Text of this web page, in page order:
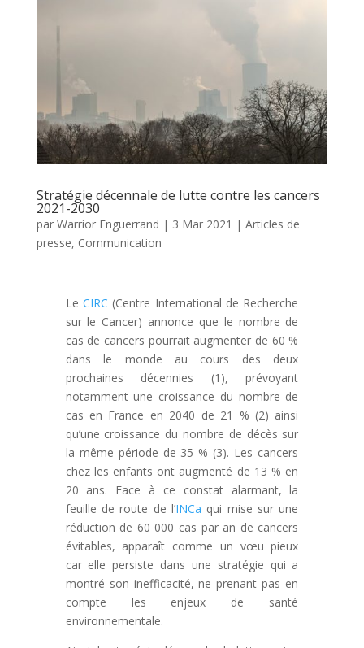
Stratégie décennale de lutte contre les cancers
2021-2030
par Warrior Enguerrand | 3 Mar 2021 | Articles de
presse, Communication
Le CIRC (Centre International de Recherche
sur le Cancer) annonce que le nombre de
cas de cancers pourrait augmenter de 60 %
dans le monde au cours des deux
prochaines décennies (1), prévoyant
notamment une croissance du nombre de
cas en France en 2040 de 21 % (2) ainsi
qu’une croissance du nombre de décès sur
la même période de 35 % (3). Les cancers
chez les enfants ont augmenté de 13 % en
20 ans. Face à ce constat alarmant, la
feuille de route de l’INCa qui mise sur une
réduction de 60 000 cas par an de cancers
évitables, apparaît comme un vœu pieux
car elle persiste dans une stratégie qui a
montré son inefficacité, ne prenant pas en
compte les enjeux de santé
environnementale.